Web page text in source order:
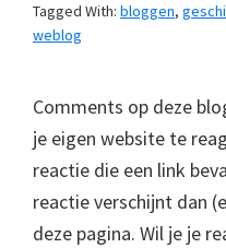
Tagged With: bloggen,
weblog
Comments op deze
je eigen website te
reactie die een link
reactie verschijnt dan
deze pagina. Wil je je